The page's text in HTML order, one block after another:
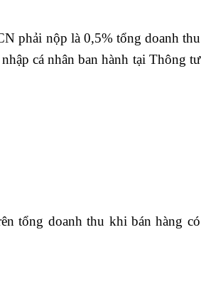
phải nộp là 0,5% tổng doanh thu
cá nhân ban hành tại Thông tư
tổng doanh thu khi bán hàng có